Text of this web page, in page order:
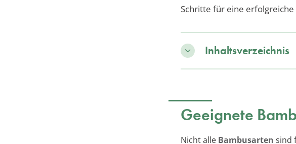
Schritte für eine
Inhaltsverzeichnis
Geeignete
Nicht alle Bambusarten sind